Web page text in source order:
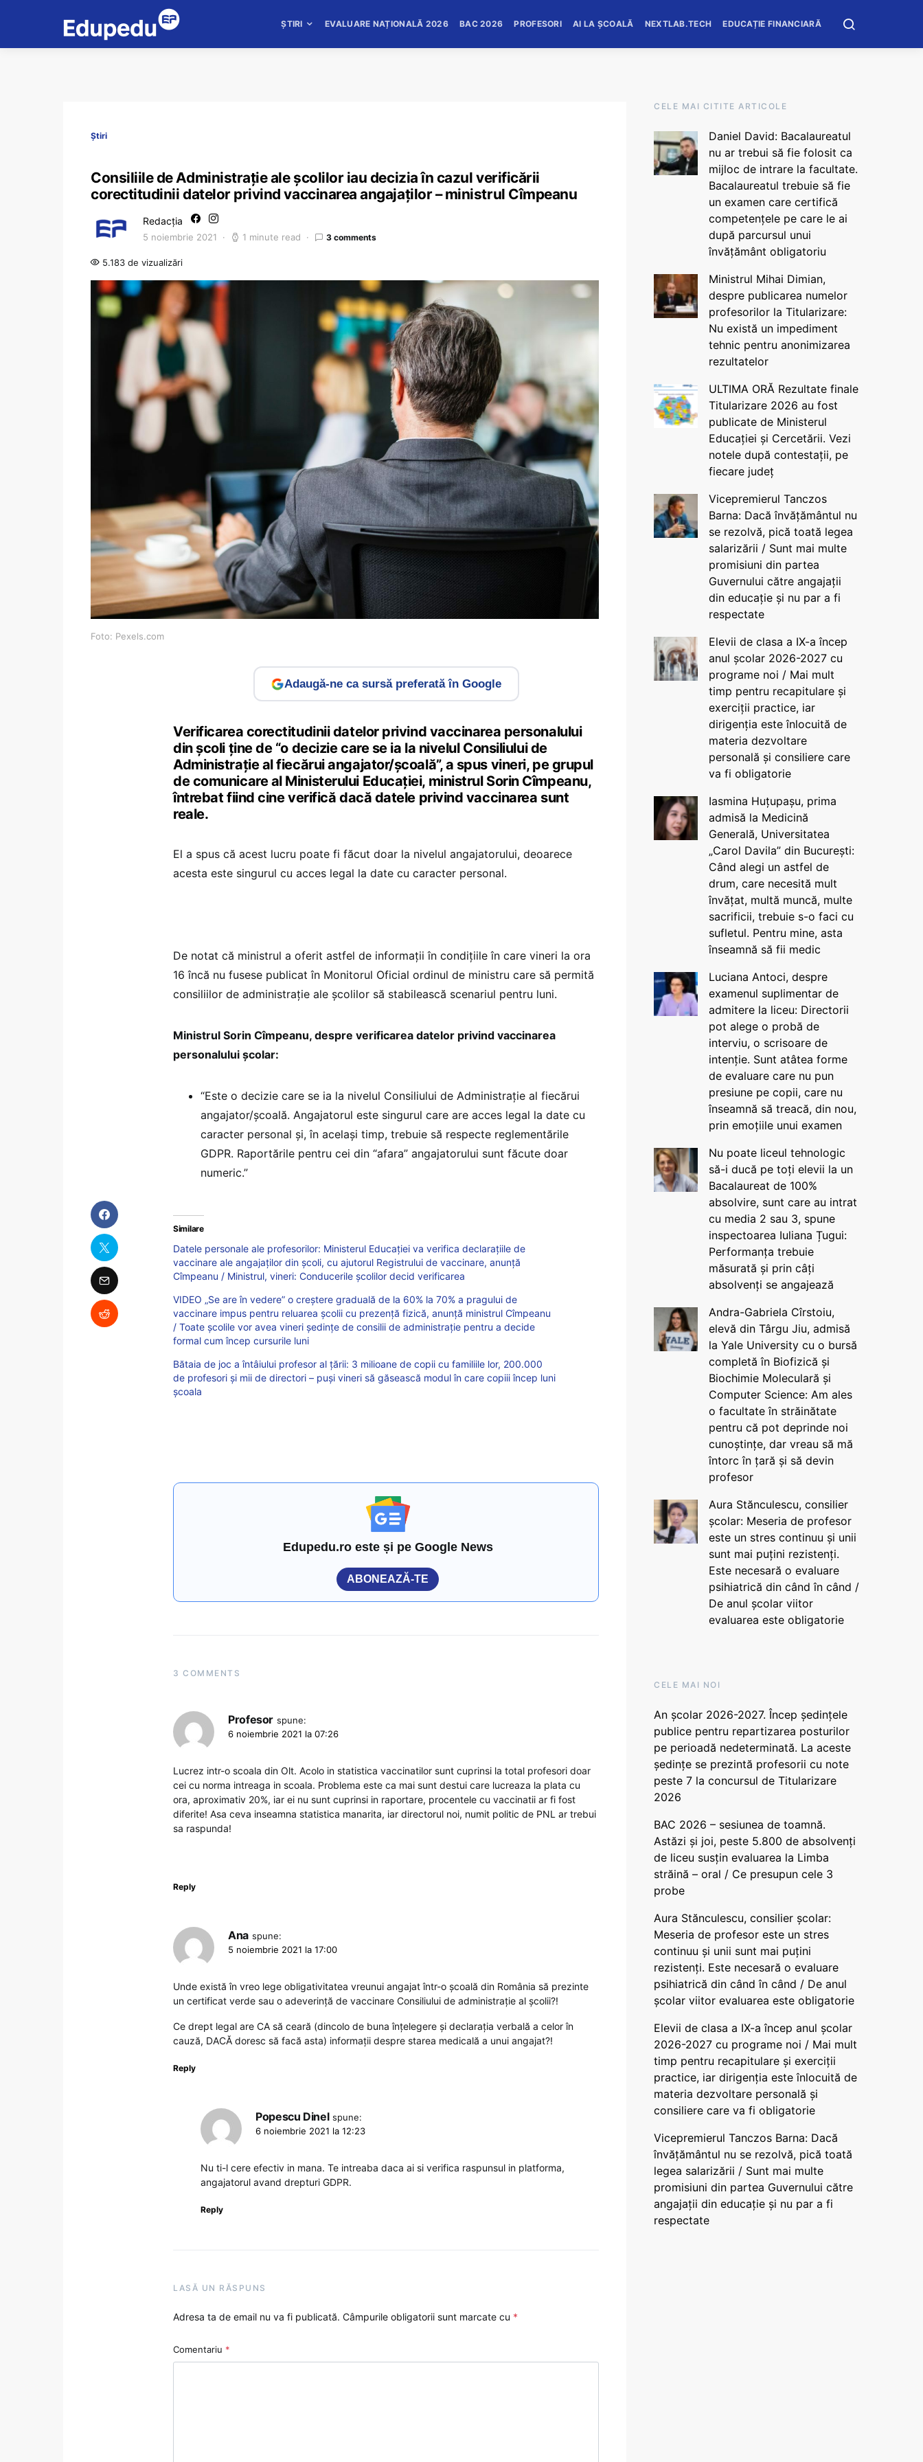
ȘTIRI EVALUARE NAȚIONALĂ 2026 BAC 2026 PROFESORI AI LA ȘCOALĂ NEXTLAB.TECH EDUCAȚIE FINANCIARĂ
Știri
Consiliile de Administrație ale școlilor iau decizia în cazul verificării
corectitudinii datelor privind vaccinarea angajaților – ministrul Cîmpeanu
Redacția
5 noiembrie 2021 1 minute read 3 comments
5.183 de vizualizări
Foto: Pexels.com
Adaugă-ne ca sursă preferată în Google
Verificarea corectitudinii datelor privind vaccinarea personalului
din școli ține de “o decizie care se ia la nivelul Consiliului de
Administrație al fiecărui angajator/școală”, a spus vineri, pe grupul
de comunicare al Ministerului Educației, ministrul Sorin Cîmpeanu,
întrebat fiind cine verifică dacă datele privind vaccinarea sunt
reale.
El a spus că acest lucru poate fi făcut doar la nivelul angajatorului, deoarece
acesta este singurul cu acces legal la date cu caracter personal.
De notat că ministrul a oferit astfel de informații în condițiile în care vineri la ora
16 încă nu fusese publicat în Monitorul Oficial ordinul de ministru care să permită
consiliilor de administrație ale școlilor să stabilească scenariul pentru luni.
Ministrul Sorin Cîmpeanu, despre verificarea datelor privind vaccinarea
personalului școlar:
“Este o decizie care se ia la nivelul Consiliului de Administrație al fiecărui
angajator/școală. Angajatorul este singurul care are acces legal la date cu
caracter personal și, în același timp, trebuie să respecte reglementările
GDPR. Raportările pentru cei din “afara” angajatorului sunt făcute doar
numeric.”
Similare
Datele personale ale profesorilor: Ministerul Educației va verifica declarațiile de
vaccinare ale angajaților din școli, cu ajutorul Registrului de vaccinare, anunță
Cîmpeanu / Ministrul, vineri: Conducerile școlilor decid verificarea
VIDEO „Se are în vedere” o creștere graduală de la 60% la 70% a pragului de
vaccinare impus pentru reluarea școlii cu prezență fizică, anunță ministrul Cîmpeanu
/ Toate școlile vor avea vineri ședințe de consilii de administrație pentru a decide
formal cum încep cursurile luni
Bătaia de joc a întâiului profesor al țării: 3 milioane de copii cu familiile lor, 200.000
de profesori și mii de directori – puși vineri să găsească modul în care copiii încep luni
școala
Edupedu.ro este și pe Google News
ABONEAZĂ-TE
3 COMMENTS
Profesor spune:
6 noiembrie 2021 la 07:26
Lucrez intr-o scoala din Olt. Acolo in statistica vaccinatilor sunt cuprinsi la total profesori doar
cei cu norma intreaga in scoala. Problema este ca mai sunt destui care lucreaza la plata cu
ora, aproximativ 20%, iar ei nu sunt cuprinsi in raportare, procentele cu vaccinatii ar fi fost
diferite! Asa ceva inseamna statistica manarita, iar directorul noi, numit politic de PNL ar trebui
sa raspunda!
Reply
Ana spune:
5 noiembrie 2021 la 17:00
Unde există în vreo lege obligativitatea vreunui angajat într-o școală din România să prezinte
un certificat verde sau o adeverință de vaccinare Consiliului de administrație al școlii?!
Ce drept legal are CA să ceară (dincolo de buna înțelegere și declarația verbală a celor în
cauză, DACĂ doresc să facă asta) informații despre starea medicală a unui angajat?!
Reply
Popescu Dinel spune:
6 noiembrie 2021 la 12:23
Nu ti-l cere efectiv in mana. Te intreaba daca ai si verifica raspunsul in platforma,
angajatorul avand drepturi GDPR.
Reply
LASĂ UN RĂSPUNS
Adresa ta de email nu va fi publicată. Câmpurile obligatorii sunt marcate cu *
Comentariu *
CELE MAI CITITE ARTICOLE
Daniel David: Bacalaureatul
nu ar trebui să fie folosit ca
mijloc de intrare la facultate.
Bacalaureatul trebuie să fie
un examen care certifică
competențele pe care le ai
după parcursul unui
învățământ obligatoriu
Ministrul Mihai Dimian,
despre publicarea numelor
profesorilor la Titularizare:
Nu există un impediment
tehnic pentru anonimizarea
rezultatelor
ULTIMA ORĂ Rezultate finale
Titularizare 2026 au fost
publicate de Ministerul
Educației și Cercetării. Vezi
notele după contestații, pe
fiecare județ
Vicepremierul Tanczos
Barna: Dacă învățământul nu
se rezolvă, pică toată legea
salarizării / Sunt mai multe
promisiuni din partea
Guvernului către angajații
din educație și nu par a fi
respectate
Elevii de clasa a IX-a încep
anul școlar 2026-2027 cu
programe noi / Mai mult
timp pentru recapitulare și
exerciții practice, iar
dirigenția este înlocuită de
materia dezvoltare
personală și consiliere care
va fi obligatorie
Iasmina Huțupașu, prima
admisă la Medicină
Generală, Universitatea
„Carol Davila” din București:
Când alegi un astfel de
drum, care necesită mult
învățat, multă muncă, multe
sacrificii, trebuie s-o faci cu
sufletul. Pentru mine, asta
înseamnă să fii medic
Luciana Antoci, despre
examenul suplimentar de
admitere la liceu: Directorii
pot alege o probă de
interviu, o scrisoare de
intenție. Sunt atâtea forme
de evaluare care nu pun
presiune pe copii, care nu
înseamnă să treacă, din nou,
prin emoțiile unui examen
Nu poate liceul tehnologic
să-i ducă pe toți elevii la un
Bacalaureat de 100%
absolvire, sunt care au intrat
cu media 2 sau 3, spune
inspectoarea Iuliana Țugui:
Performanța trebuie
măsurată și prin câți
absolvenți se angajează
Andra-Gabriela Cîrstoiu,
elevă din Târgu Jiu, admisă
la Yale University cu o bursă
completă în Biofizică și
Biochimie Moleculară și
Computer Science: Am ales
o facultate în străinătate
pentru că pot deprinde noi
cunoștințe, dar vreau să mă
întorc în țară și să devin
profesor
Aura Stănculescu, consilier
școlar: Meseria de profesor
este un stres continuu și unii
sunt mai puțini rezistenți.
Este necesară o evaluare
psihiatrică din când în când /
De anul școlar viitor
evaluarea este obligatorie
CELE MAI NOI
An școlar 2026-2027. Încep ședințele
publice pentru repartizarea posturilor
pe perioadă nedeterminată. La aceste
ședințe se prezintă profesorii cu note
peste 7 la concursul de Titularizare
2026
BAC 2026 – sesiunea de toamnă.
Astăzi și joi, peste 5.800 de absolvenți
de liceu susțin evaluarea la Limba
străină – oral / Ce presupun cele 3
probe
Aura Stănculescu, consilier școlar:
Meseria de profesor este un stres
continuu și unii sunt mai puțini
rezistenți. Este necesară o evaluare
psihiatrică din când în când / De anul
școlar viitor evaluarea este obligatorie
Elevii de clasa a IX-a încep anul școlar
2026-2027 cu programe noi / Mai mult
timp pentru recapitulare și exerciții
practice, iar dirigenția este înlocuită de
materia dezvoltare personală și
consiliere care va fi obligatorie
Vicepremierul Tanczos Barna: Dacă
învățământul nu se rezolvă, pică toată
legea salarizării / Sunt mai multe
promisiuni din partea Guvernului către
angajații din educație și nu par a fi
respectate